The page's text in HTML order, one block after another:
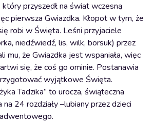
który przyszedł na świat wczesną
pierwsza Gwiazdka. Kłopot w tym, że
robi w Święta. Leśni przyjaciele
niedźwiedź, lis, wilk, borsuk) przez
mu, że Gwiazdka jest wspaniała, więc
się, że coś go ominie. Postanawia
wyjątkowe Święta.
Tadzika” to urocza, świąteczna
24 rozdziały –lubiany przez dzieci